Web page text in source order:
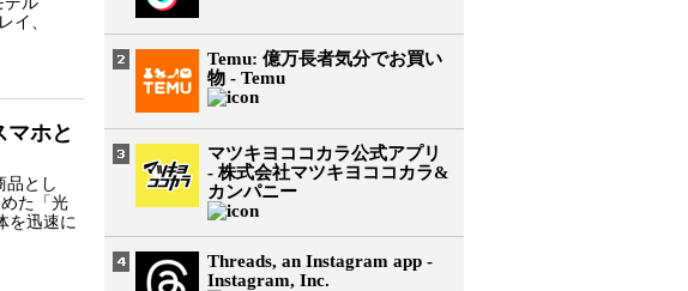
イ、
ホと
品とし
た「光
を迅速に
Temu: 億万長者気分でお買い
物 - Temu
マツキヨココカラ公式アプリ
- 株式会社マツキヨココカラ&
カンパニー
Threads, an Instagram app -
Instagram, Inc.